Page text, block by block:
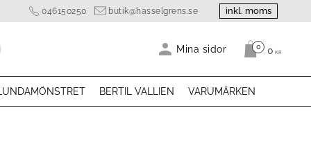
046150250 butik@hasselgrens.se inkl. moms
Mina sidor Antal
0 0 KR
BERTIL VALLIEN VARUMÄRKEN